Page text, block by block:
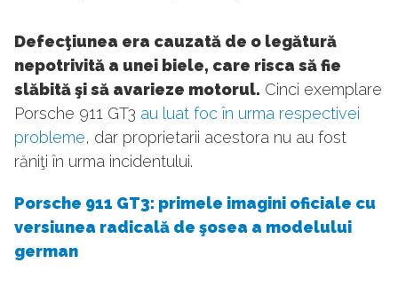
Defecţiunea era cauzată de o legătură
nepotrivită a unei biele, care risca să fie
slăbită şi să avarieze motorul. Cinci exemplare
Porsche 911 GT3 au luat foc în urma respectivei
probleme, dar proprietarii acestora nu au fost
răniţi în urma incidentului.
Porsche 911 GT3: primele imagini oficiale cu
versiunea radicală de şosea a modelului
german